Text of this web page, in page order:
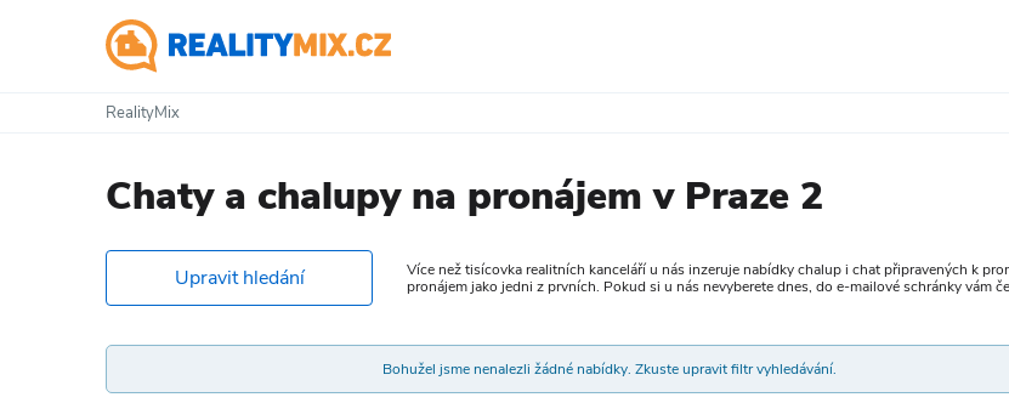
RealityMix
Chaty a chalupy na pronájem v Praze 2
Upravit hledání
Více než tisícovka realitních kanceláří u nás inzeruje nabídky chalup i chat připravených k
pronájem jako jedni z prvních. Pokud si u nás nevyberete dnes, do e-mailové schránky vám
Bohužel jsme nenalezli žádné nabídky. Zkuste upravit filtr vyhledávání.